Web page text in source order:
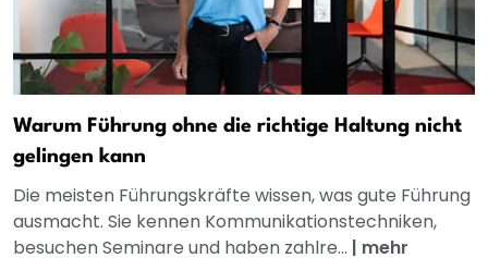
Warum Führung ohne die richtige Haltung nicht
gelingen kann
Die meisten Führungskräfte wissen, was gute Führung
ausmacht. Sie kennen Kommunikationstechniken,
besuchen Seminare und haben zahlre... | mehr